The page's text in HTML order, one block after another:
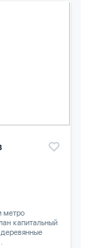
метро
капитальный